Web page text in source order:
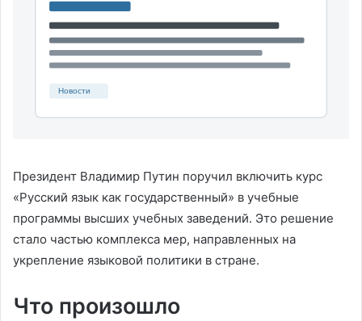
Президент Владимир Путин поручил включить курс
«Русский язык как государственный» в учебные
программы высших учебных заведений. Это решение
стало частью комплекса мер, направленных на
укрепление языковой политики в стране.
Что произошло